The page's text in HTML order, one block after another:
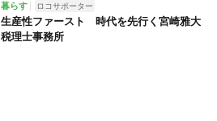
暮らす ロコサポーター
生産性ファースト 時代を先行く宮崎雅大
税理士事務所